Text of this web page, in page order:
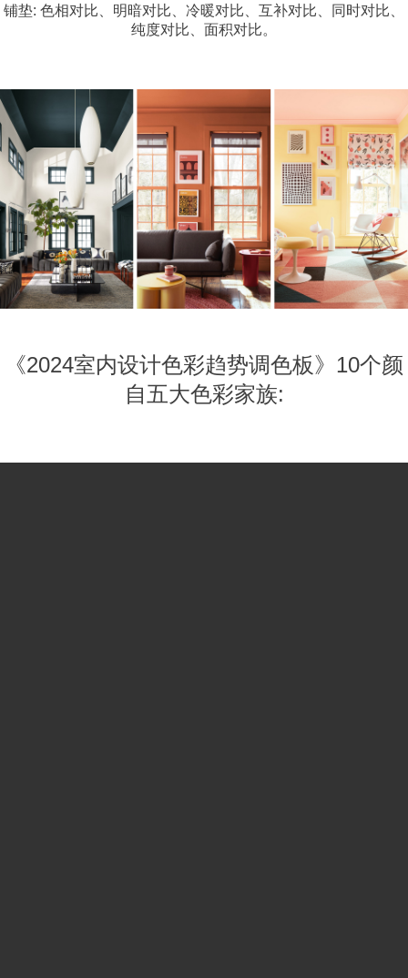
铺垫: 色相对比、明暗对比、冷暖对比、互补对比、同时对比、
纯度对比、面积对比。
《2024室内设计色彩趋势调色板》10个颜
自五大色彩家族: